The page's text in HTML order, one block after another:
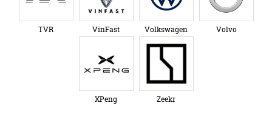
TVR VinFast Volkswagen Volvo
XPeng Zeekr